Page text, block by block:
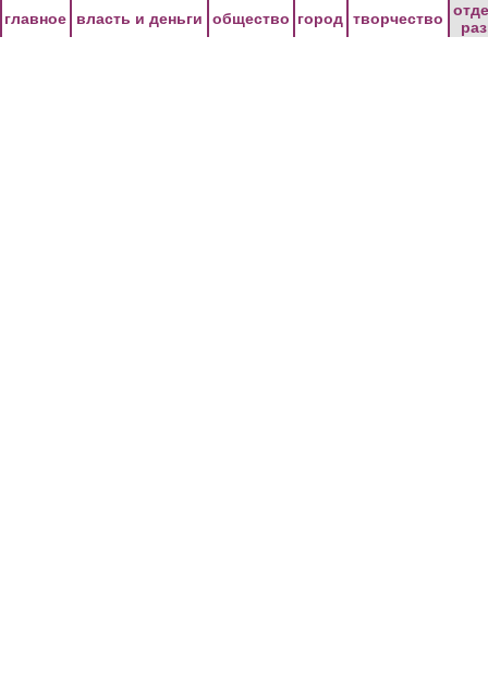
главное власть и деньги общество город творчество